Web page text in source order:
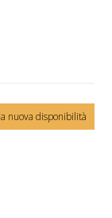
nuova disponibilità